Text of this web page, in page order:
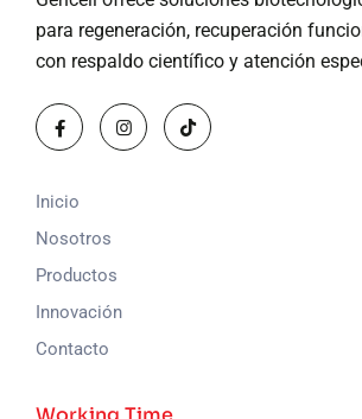
para regeneración, recuperación
con respaldo científico y atención
Inicio
Nosotros
Productos
Innovación
Contacto